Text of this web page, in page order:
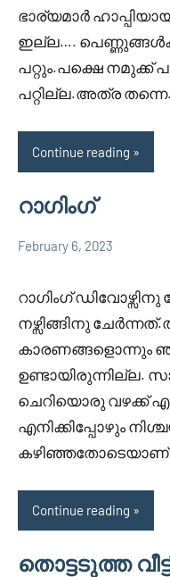
ഭാര്യമാർ
ഇല്ല…. പെണ്ണുങ്ങൾക്ക്
പറ്റും.പക്ഷെ നമുക്ക്
പറ്റില്ല.അത്ര
Continue reading
റാഗിംഗ്
Uncategorized
February 6, 2023
റാഗിംഗ്
നഴ്സിങ്ങിനു
കാരണങ്ങളൊന്നും
ഉണ്ടായിരുന്നില്ല.
ചെറിയൊരു വഴക്ക്
എനിക്കിപ്പോഴും
കഴിഞ്ഞതോടെയാണ്
Continue reading
തൊട്ടടുത്ത